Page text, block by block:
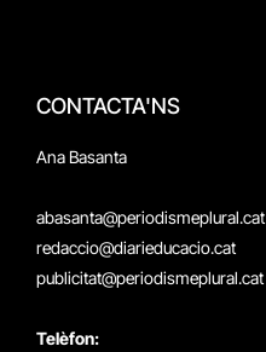
CONTACTA'NS
Ana Basanta
abasanta@periodismeplural.cat
redaccio@diarieducacio.cat
publicitat@periodismeplural.cat
Telèfon: